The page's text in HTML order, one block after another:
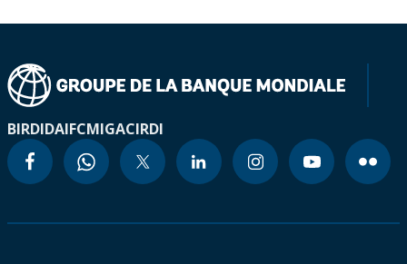
BIRDIDAIFCMIGACIRDI